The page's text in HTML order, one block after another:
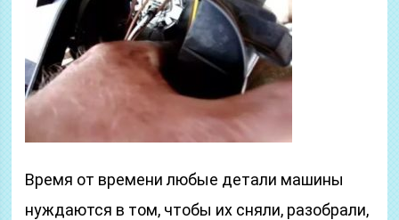
Время от времени любые детали машины
нуждаются в том, чтобы их сняли, разобрали,